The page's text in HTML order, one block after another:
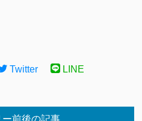
Twitter LINE
ー前後の記事